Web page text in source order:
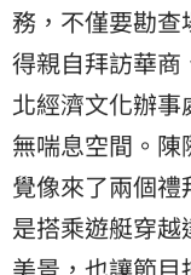
務，不僅要勘
得親自拜訪華商
北經濟文化辦
無喘息空間。
覺像來了兩個
是搭乘遊艇穿